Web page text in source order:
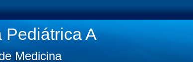
Pediátrica A
Medicina